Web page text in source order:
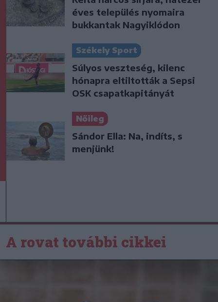
éves település nyomaira
bukkantak Nagyiklódon
Székely Sport
Súlyos veszteség, kilenc
hónapra eltiltották a Sepsi
OSK csapatkapitányát
Nőileg
Sándor Ella: Na, indíts, s
menjünk!
A rovat további cikkei